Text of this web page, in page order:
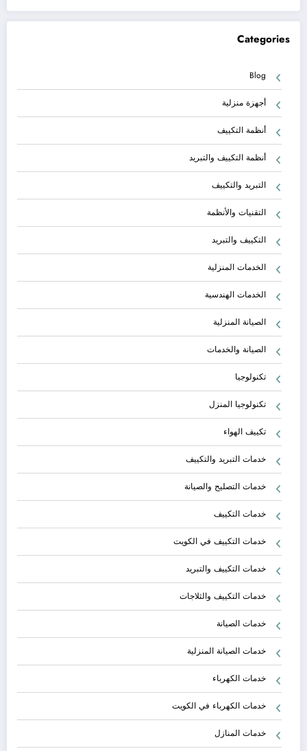
Categories
Blog
أجهزة منزلية
أنظمة التكييف
أنظمة التكييف والتبريد
التبريد والتكييف
التقنيات والأنظمة
التكييف والتبريد
الخدمات المنزلية
الخدمات الهندسية
الصيانة المنزلية
الصيانة والخدمات
تكنولوجيا
تكنولوجيا المنزل
تكييف الهواء
خدمات التبريد والتكييف
خدمات التصليح والصيانة
خدمات التكييف
خدمات التكييف في الكويت
خدمات التكييف والتبريد
خدمات التكييف والثلاجات
خدمات الصيانة
خدمات الصيانة المنزلية
خدمات الكهرباء
خدمات الكهرباء في الكويت
خدمات المنازل